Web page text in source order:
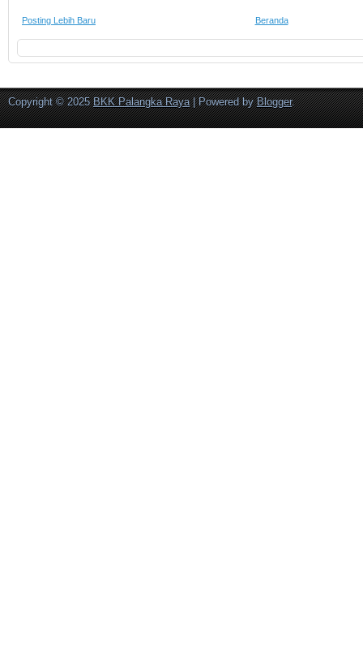
Posting Lebih Baru Beranda
Copyright © 2025BKK Palangka Raya| Powered byBlogger.